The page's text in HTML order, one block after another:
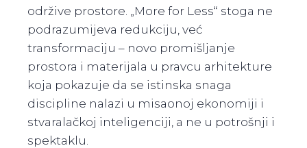
održive prostore. „More for Less“ stoga ne
podrazumijeva redukciju, već
transformaciju – novo promišljanje
prostora i materijala u pravcu arhitekture
koja pokazuje da se istinska snaga
discipline nalazi u misaonoj ekonomiji i
stvaralačkoj inteligenciji, a ne u potrošnji i
spektaklu.